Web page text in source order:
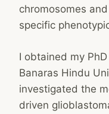
chromosomes
specific
I obtained my
Banaras Hindu
investigated the
driven